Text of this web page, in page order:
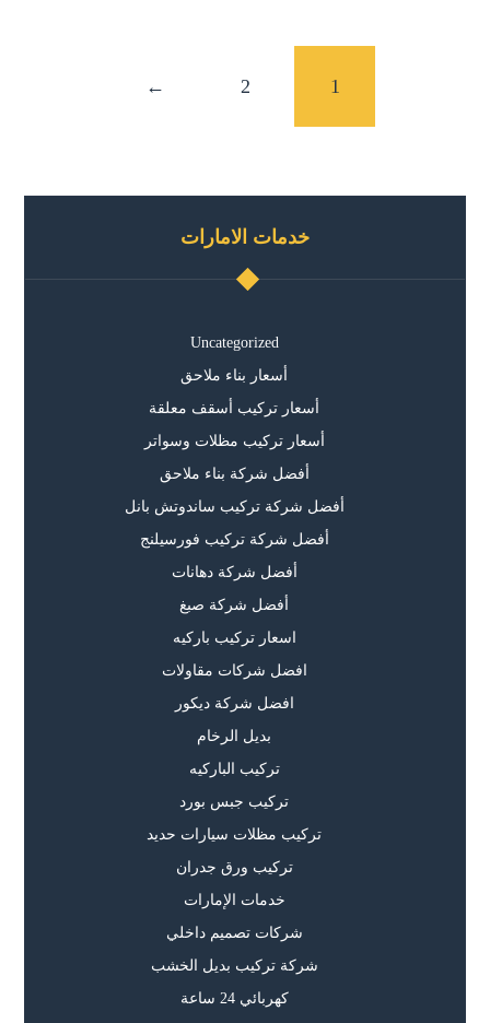
1
2
←
خدمات الامارات
Uncategorized
أسعار بناء ملاحق
أسعار تركيب أسقف معلقة
أسعار تركيب مظلات وسواتر
أفضل شركة بناء ملاحق
أفضل شركة تركيب ساندوتش بانل
أفضل شركة تركيب فورسيلنج
أفضل شركة دهانات
أفضل شركة صبغ
اسعار تركيب باركيه
افضل شركات مقاولات
افضل شركة ديكور
بديل الرخام
تركيب الباركيه
تركيب جبس بورد
تركيب مظلات سيارات حديد
تركيب ورق جدران
خدمات الإمارات
شركات تصميم داخلي
شركة تركيب بديل الخشب
كهربائي 24 ساعة